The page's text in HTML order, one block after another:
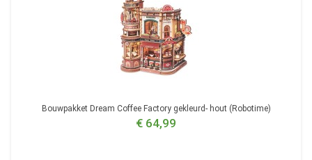
Bouwpakket Dream Coffee Factory gekleurd- hout (Robotime)
€ 64,99